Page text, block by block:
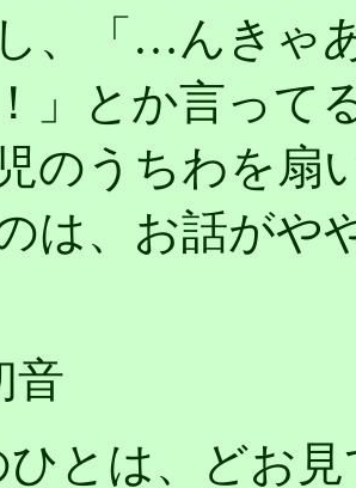
、「…んきゃ
」とか言って
のうちわを扇
は、お話がや
音
ひとは、どお